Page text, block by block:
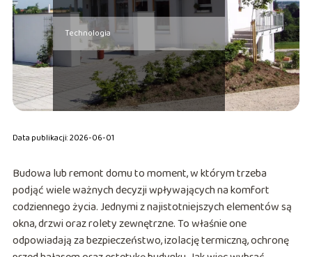
Technologia
Data publikacji: 2026-06-01
Budowa lub remont domu to moment, w którym trzeba
podjąć wiele ważnych decyzji wpływających na komfort
codziennego życia. Jednymi z najistotniejszych elementów są
okna, drzwi oraz rolety zewnętrzne. To właśnie one
odpowiadają za bezpieczeństwo, izolację termiczną, ochronę